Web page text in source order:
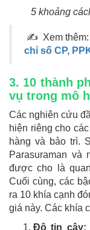
5 khoảng
✍ Xem thêm:
chỉ số CP,
3. 10 thành
vụ trong mô
Các nghiên cứu
hiện riêng cho
hàng và bảo trì.
Parasuraman
được cho là
Cuối cùng, các
ra 10 khía cạnh
giá này. Các khía
Độ tin cậy: